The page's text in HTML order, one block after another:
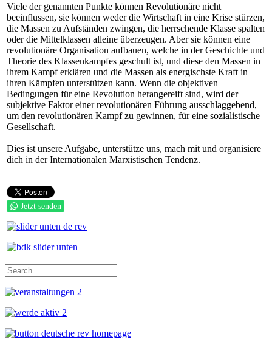
Viele der genannten Punkte können Revolutionäre nicht
beeinflussen, sie können weder die Wirtschaft in eine Krise stürzen,
die Massen zu Aufständen zwingen, die herrschende Klasse spalten
oder die Mittelklassen alleine überzeugen. Aber sie können eine
revolutionäre Organisation aufbauen, welche in der Geschichte und
Theorie des Klassenkampfes geschult ist, und diese den Massen in
ihrem Kampf erklären und die Massen als energischste Kraft in
ihren Kämpfen unterstützen kann. Wenn die objektiven
Bedingungen für eine Revolution herangereift sind, wird der
subjektive Faktor einer revolutionären Führung ausschlaggebend,
um den revolutionären Kampf zu gewinnen, für eine sozialistische
Gesellschaft.
Dies ist unsere Aufgabe, unterstütze uns, mach mit und organisiere
dich in der Internationalen Marxistischen Tendenz.
Jetzt senden